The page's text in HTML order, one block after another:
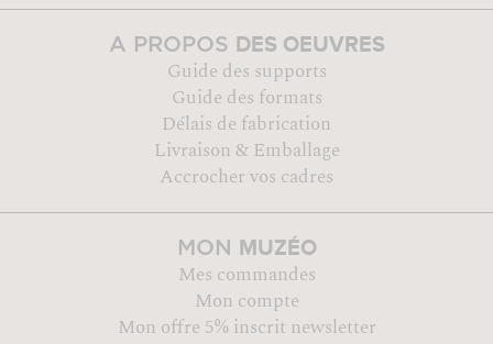
A PROPOS DES OEUVRES
Guide des supports
Guide des formats
Délais de fabrication
Livraison & Emballage
Accrocher vos cadres
MON MUZÉO
Mes commandes
Mon compte
Mon offre 5% inscrit newsletter